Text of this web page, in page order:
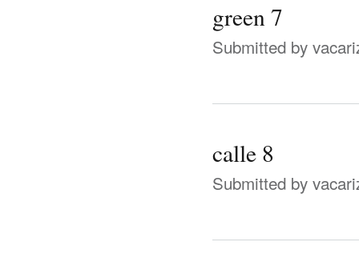
green 7
Submitted by
calle 8
Submitted by